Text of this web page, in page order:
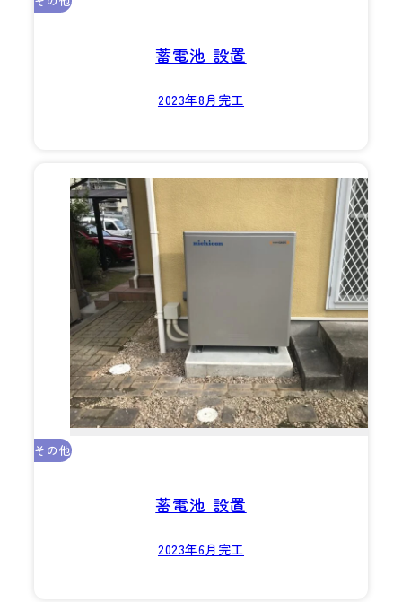
蓄電池 設置
2023年8月完工
その他
蓄電池 設置
2023年6月完工